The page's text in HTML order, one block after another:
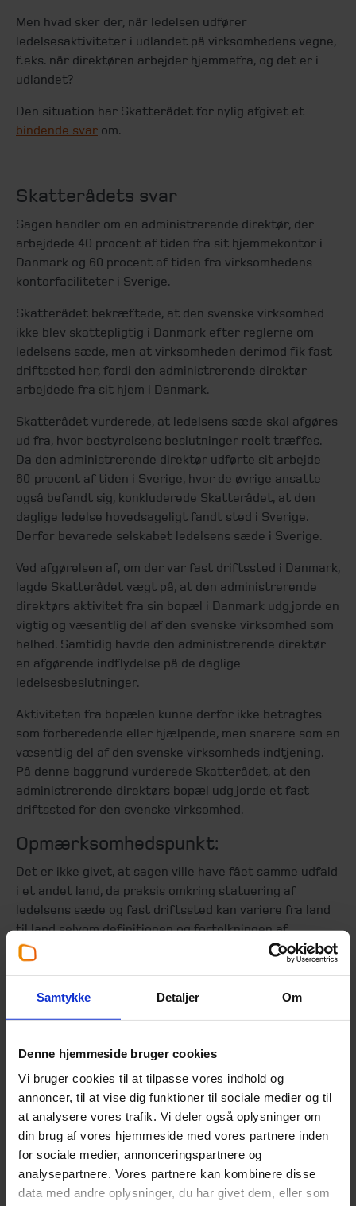
Samtykke Detaljer Om
Denne hjemmeside bruger cookies
Vi bruger cookies til at tilpasse vores indhold og
annoncer, til at vise dig funktioner til sociale medier og til
at analysere vores trafik. Vi deler også oplysninger om
din brug af vores hjemmeside med vores partnere inden
for sociale medier, annonceringspartnere og
analysepartnere. Vores partnere kan kombinere disse
data med andre oplysninger, du har givet dem, eller som
Men hvad sker der, når ledelsen udfører
ledelsesaktiviteter i udlandet på virksomhedens vegne,
f.eks. når direktøren arbejder hjemmefra, og det er i
udlandet?
Den situation har Skatterådet for nylig afgivet et
bindende svar om.
Skatterådets svar
Sagen handler om en administrerende direktør, der
arbejdede 40 procent af tiden fra sit hjemmekontor i
Danmark og 60 procent af tiden fra virksomhedens
kontorfaciliteter i Sverige.
Skatterådet bekræftede, at den svenske virksomhed
ikke blev skattepligtig i Danmark efter reglerne om
ledelsens sæde, men at virksomheden derimod fik fast
driftssted her, fordi den administrerende direktør
arbejdede fra sit hjem i Danmark.
Skatterådet vurderede, at ledelsens sæde skal afgøres
ud fra, hvor bestyrelsens beslutninger reelt træffes.
Da den administrerende direktør udførte sit arbejde
60 procent af tiden i Sverige, hvor de øvrige ansatte
også befandt sig, konkluderede Skatterådet, at den
daglige ledelse hovedsageligt fandt sted i Sverige.
Derfor bevarede selskabet ledelsens sæde i Sverige.
Ved afgørelsen af, om der var fast driftssted i Danmark,
lagde Skatterådet vægt på, at den administrerende
direktørs aktivitet fra sin bopæl i Danmark udgjorde en
vigtig og væsentlig del af den svenske virksomhed som
helhed. Samtidig havde den administrerende direktør
en afgørende indflydelse på de daglige
ledelsesbeslutninger.
Aktiviteten fra bopælen kunne derfor ikke betragtes
som forberedende eller hjælpende, men snarere som en
væsentlig del af den svenske virksomheds indtjening.
På denne baggrund vurderede Skatterådet, at den
administrerende direktørs bopæl udgjorde et fast
driftssted for den svenske virksomhed.
Opmærksomhedspunkt:
Det er ikke givet, at sagen ville have fået samme udfald
i et andet land, da praksis omkring statuering af
ledelsens sæde og fast driftssted kan variere fra land
til land selvom definitionen og fortolkningen af
regelsættet tager sit afsæt i anerkendte OEDC-